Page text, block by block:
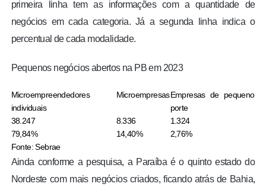
primeira linha tem as informações com a quantidade de
negócios em cada categoria. Já a segunda linha indica o
percentual de cada modalidade.
Pequenos negócios abertos na PB em 2023
Microempreendedores
individuais
MicroempresasEmpresas de pequeno
porte
38.247
8.336
1.324
79,84%
14,40%
2,76%
Fonte: Sebrae
Ainda conforme a pesquisa, a Paraíba é o quinto estado do
Nordeste com mais negócios criados, ficando atrás de Bahia,